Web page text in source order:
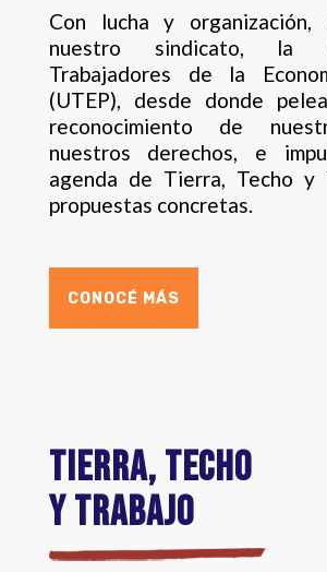
Con lucha y organización,
nuestro sindicato, la
Trabajadores de la
(UTEP), desde donde
reconocimiento de
nuestros derechos, e
agenda de Tierra, Techo y
propuestas concretas.
CONOCÉ MÁS
TIERRA, TECHO
Y TRABAJO